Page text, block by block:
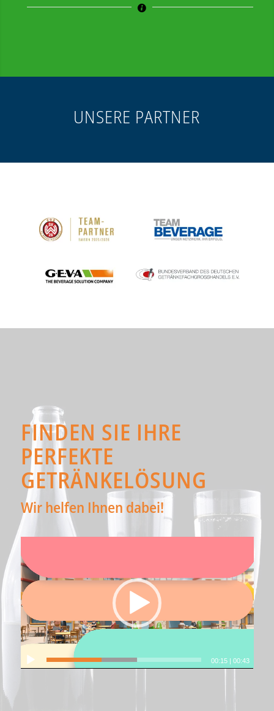
UNSERE PARTNER
FINDEN SIE IHRE
PERFEKTE
GETRÄNKELÖSUNG
Wir helfen Ihnen dabei!
00:15 |00:43